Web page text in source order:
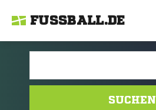
FUSSBALL.DE
SUCHEN